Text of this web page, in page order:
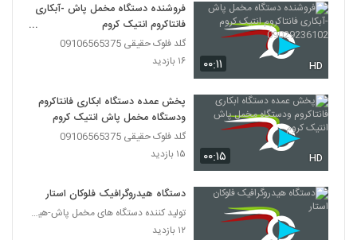
۰۰:۱۱ HD
فروشنده دستگاه مخمل پاش -آبکاری
فانتاکروم انتیک کروم
09029236102
گلد فلوک حقیقی 09106565375
۱۶ بازدید
۰۰:۱۵ HD
پخش عمده دستگاه ابکاری فانتاکروم
ودستگاه مخمل پاش انتیک کروم
گلد فلوک حقیقی 09106565375
۱۵ بازدید
دستگاه هیدروگرافیک فلوکان استار
تولید کننده دستگاه های مخمل پاش-هیدروگرافیک-ابکاری
۱۲ بازدید